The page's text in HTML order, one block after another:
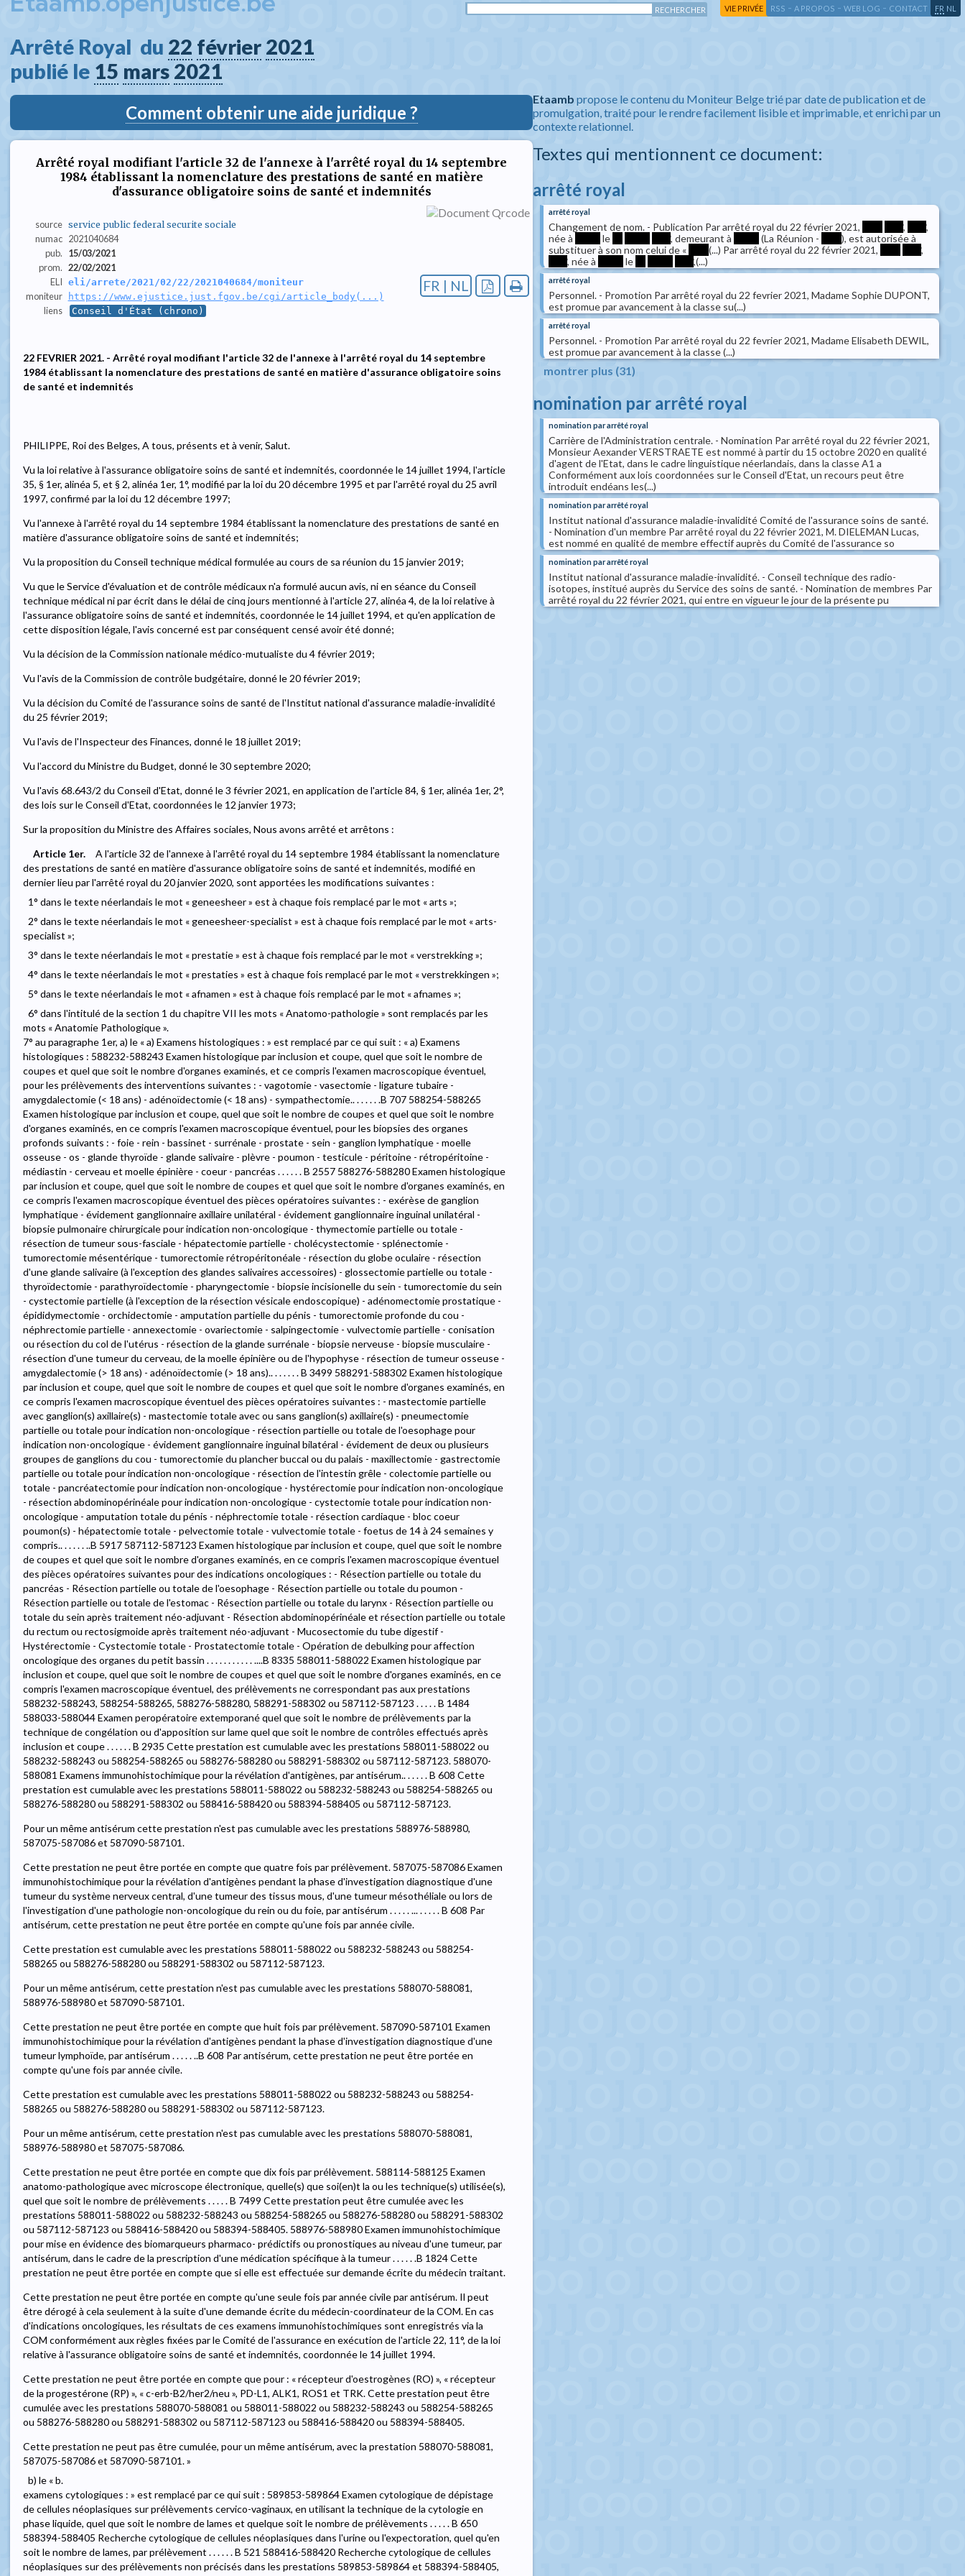
VIE PRIVÉE RSS - A PROPOS - WEB LOG - CONTACT FR NL
Arrêté Royal  du 22 février 2021
publié le 15 mars 2021
Comment obtenir une aide juridique ?
Arrêté royal modifiant l'article 32 de l'annexe à l'arrêté royal du 14 septembre
1984 établissant la nomenclature des prestations de santé en matière
d'assurance obligatoire soins de santé et indemnités
source service public federal securite sociale
numac 2021040684
pub.
15/03/2021
prom. 22/02/2021
ELI eli/arrete/2021/02/22/2021040684/moniteur
moniteur https://www.ejustice.just.fgov.be/cgi/article_body(...)
liens Conseil d'État (chrono)
FR | NL
22 FEVRIER 2021. - Arrêté royal modifiant l'article 32 de l'annexe à l'arrêté royal du 14 septembre
1984 établissant la nomenclature des prestations de santé en matière d'assurance obligatoire soins
de santé et indemnités
PHILIPPE, Roi des Belges, A tous, présents et à venir, Salut.
Vu la loi relative à l'assurance obligatoire soins de santé et indemnités, coordonnée le 14 juillet 1994, l'article
35, § 1er, alinéa 5, et § 2, alinéa 1er, 1°, modifié par la loi du 20 décembre 1995 et par l'arrêté royal du 25 avril
1997, confirmé par la loi du 12 décembre 1997;
Vu l'annexe à l'arrêté royal du 14 septembre 1984 établissant la nomenclature des prestations de santé en
matière d'assurance obligatoire soins de santé et indemnités;
Vu la proposition du Conseil technique médical formulée au cours de sa réunion du 15 janvier 2019;
Vu que le Service d'évaluation et de contrôle médicaux n'a formulé aucun avis, ni en séance du Conseil
technique médical ni par écrit dans le délai de cinq jours mentionné à l'article 27, alinéa 4, de la loi relative à
l'assurance obligatoire soins de santé et indemnités, coordonnée le 14 juillet 1994, et qu'en application de
cette disposition légale, l'avis concerné est par conséquent censé avoir été donné;
Vu la décision de la Commission nationale médico-mutualiste du 4 février 2019;
Vu l'avis de la Commission de contrôle budgétaire, donné le 20 février 2019;
Vu la décision du Comité de l'assurance soins de santé de l'Institut national d'assurance maladie-invalidité
du 25 février 2019;
Vu l'avis de l'Inspecteur des Finances, donné le 18 juillet 2019;
Vu l'accord du Ministre du Budget, donné le 30 septembre 2020;
Vu l'avis 68.643/2 du Conseil d'Etat, donné le 3 février 2021, en application de l'article 84, § 1er, alinéa 1er, 2°,
des lois sur le Conseil d'Etat, coordonnées le 12 janvier 1973;
Sur la proposition du Ministre des Affaires sociales, Nous avons arrêté et arrêtons :
Article 1er.
A l'article 32 de l'annexe à l'arrêté royal du 14 septembre 1984 établissant la nomenclature
des prestations de santé en matière d'assurance obligatoire soins de santé et indemnités, modifié en
dernier lieu par l'arrêté royal du 20 janvier 2020, sont apportées les modifications suivantes :
1° dans le texte néerlandais le mot « geneesheer » est à chaque fois remplacé par le mot « arts »;
2° dans le texte néerlandais le mot « geneesheer-specialist » est à chaque fois remplacé par le mot « arts-
specialist »;
3° dans le texte néerlandais le mot « prestatie » est à chaque fois remplacé par le mot « verstrekking »;
4° dans le texte néerlandais le mot « prestaties » est à chaque fois remplacé par le mot « verstrekkingen »;
5° dans le texte néerlandais le mot « afnamen » est à chaque fois remplacé par le mot « afnames »;
6° dans l'intitulé de la section 1 du chapitre VII les mots « Anatomo-pathologie » sont remplacés par les
mots « Anatomie Pathologique ».
7° au paragraphe 1er, a) le « a) Examens histologiques : » est remplacé par ce qui suit : « a) Examens
histologiques : 588232-588243 Examen histologique par inclusion et coupe, quel que soit le nombre de
coupes et quel que soit le nombre d'organes examinés, et ce compris l'examen macroscopique éventuel,
pour les prélèvements des interventions suivantes : - vagotomie - vasectomie - ligature tubaire -
amygdalectomie (< 18 ans) - adénoïdectomie (< 18 ans) - sympathectomie.. . . . . . .B 707 588254-588265
Examen histologique par inclusion et coupe, quel que soit le nombre de coupes et quel que soit le nombre
d'organes examinés, en ce compris l'examen macroscopique éventuel, pour les biopsies des organes
profonds suivants : - foie - rein - bassinet - surrénale - prostate - sein - ganglion lymphatique - moelle
osseuse - os - glande thyroïde - glande salivaire - plèvre - poumon - testicule - péritoine - rétropéritoine -
médiastin - cerveau et moelle épinière - coeur - pancréas . . . . . . B 2557 588276-588280 Examen histologique
par inclusion et coupe, quel que soit le nombre de coupes et quel que soit le nombre d'organes examinés, en
ce compris l'examen macroscopique éventuel des pièces opératoires suivantes : - exérèse de ganglion
lymphatique - évidement ganglionnaire axillaire unilatéral - évidement ganglionnaire inguinal unilatéral -
biopsie pulmonaire chirurgicale pour indication non-oncologique - thymectomie partielle ou totale -
résection de tumeur sous-fasciale - hépatectomie partielle - cholécystectomie - splénectomie -
tumorectomie mésentérique - tumorectomie rétropéritonéale - résection du globe oculaire - résection
d'une glande salivaire (à l'exception des glandes salivaires accessoires) - glossectomie partielle ou totale -
thyroïdectomie - parathyroïdectomie - pharyngectomie - biopsie incisionelle du sein - tumorectomie du sein
- cystectomie partielle (à l'exception de la résection vésicale endoscopique) - adénomectomie prostatique -
épididymectomie - orchidectomie - amputation partielle du pénis - tumorectomie profonde du cou -
néphrectomie partielle - annexectomie - ovariectomie - salpingectomie - vulvectomie partielle - conisation
ou résection du col de l'utérus - résection de la glande surrénale - biopsie nerveuse - biopsie musculaire -
résection d'une tumeur du cerveau, de la moelle épinière ou de l'hypophyse - résection de tumeur osseuse -
amygdalectomie (> 18 ans) - adénoïdectomie (> 18 ans).. . . . . . . B 3499 588291-588302 Examen histologique
par inclusion et coupe, quel que soit le nombre de coupes et quel que soit le nombre d'organes examinés, en
ce compris l'examen macroscopique éventuel des pièces opératoires suivantes : - mastectomie partielle
avec ganglion(s) axillaire(s) - mastectomie totale avec ou sans ganglion(s) axillaire(s) - pneumectomie
partielle ou totale pour indication non-oncologique - résection partielle ou totale de l'oesophage pour
indication non-oncologique - évidement ganglionnaire inguinal bilatéral - évidement de deux ou plusieurs
groupes de ganglions du cou - tumorectomie du plancher buccal ou du palais - maxillectomie - gastrectomie
partielle ou totale pour indication non-oncologique - résection de l'intestin grêle - colectomie partielle ou
totale - pancréatectomie pour indication non-oncologique - hystérectomie pour indication non-oncologique
- résection abdominopérinéale pour indication non-oncologique - cystectomie totale pour indication non-
oncologique - amputation totale du pénis - néphrectomie totale - résection cardiaque - bloc coeur
poumon(s) - hépatectomie totale - pelvectomie totale - vulvectomie totale - foetus de 14 à 24 semaines y
compris.. . . . . . ..B 5917 587112-587123 Examen histologique par inclusion et coupe, quel que soit le nombre
de coupes et quel que soit le nombre d'organes examinés, en ce compris l'examen macroscopique éventuel
des pièces opératoires suivantes pour des indications oncologiques : - Résection partielle ou totale du
pancréas - Résection partielle ou totale de l'oesophage - Résection partielle ou totale du poumon -
Résection partielle ou totale de l'estomac - Résection partielle ou totale du larynx - Résection partielle ou
totale du sein après traitement néo-adjuvant - Résection abdominopérinéale et résection partielle ou totale
du rectum ou rectosigmoide après traitement néo-adjuvant - Mucosectomie du tube digestif -
Hystérectomie - Cystectomie totale - Prostatectomie totale - Opération de debulking pour affection
oncologique des organes du petit bassin . . . . . . . . . . . ....B 8335 588011-588022 Examen histologique par
inclusion et coupe, quel que soit le nombre de coupes et quel que soit le nombre d'organes examinés, en ce
compris l'examen macroscopique éventuel, des prélèvements ne correspondant pas aux prestations
588232-588243, 588254-588265, 588276-588280, 588291-588302 ou 587112-587123 . . . . . B 1484
588033-588044 Examen peropératoire extemporané quel que soit le nombre de prélèvements par la
technique de congélation ou d'apposition sur lame quel que soit le nombre de contrôles effectués après
inclusion et coupe . . . . . . B 2935 Cette prestation est cumulable avec les prestations 588011-588022 ou
588232-588243 ou 588254-588265 ou 588276-588280 ou 588291-588302 ou 587112-587123. 588070-
588081 Examens immunohistochimique pour la révélation d'antigènes, par antisérum.. . . . . . B 608 Cette
prestation est cumulable avec les prestations 588011-588022 ou 588232-588243 ou 588254-588265 ou
588276-588280 ou 588291-588302 ou 588416-588420 ou 588394-588405 ou 587112-587123.
Pour un même antisérum cette prestation n'est pas cumulable avec les prestations 588976-588980,
587075-587086 et 587090-587101.
Cette prestation ne peut être portée en compte que quatre fois par prélèvement. 587075-587086 Examen
immunohistochimique pour la révélation d'antigènes pendant la phase d'investigation diagnostique d'une
tumeur du système nerveux central, d'une tumeur des tissus mous, d'une tumeur mésothéliale ou lors de
l'investigation d'une pathologie non-oncologique du rein ou du foie, par antisérum . . . . . ... . . . . . B 608 Par
antisérum, cette prestation ne peut être portée en compte qu'une fois par année civile.
Cette prestation est cumulable avec les prestations 588011-588022 ou 588232-588243 ou 588254-
588265 ou 588276-588280 ou 588291-588302 ou 587112-587123.
Pour un même antisérum, cette prestation n'est pas cumulable avec les prestations 588070-588081,
588976-588980 et 587090-587101.
Cette prestation ne peut être portée en compte que huit fois par prélèvement. 587090-587101 Examen
immunohistochimique pour la révélation d'antigènes pendant la phase d'investigation diagnostique d'une
tumeur lymphoïde, par antisérum . . . . . ..B 608 Par antisérum, cette prestation ne peut être portée en
compte qu'une fois par année civile.
Cette prestation est cumulable avec les prestations 588011-588022 ou 588232-588243 ou 588254-
588265 ou 588276-588280 ou 588291-588302 ou 587112-587123.
Pour un même antisérum, cette prestation n'est pas cumulable avec les prestations 588070-588081,
588976-588980 et 587075-587086.
Cette prestation ne peut être portée en compte que dix fois par prélèvement. 588114-588125 Examen
anatomo-pathologique avec microscope électronique, quelle(s) que soi(en)t la ou les technique(s) utilisée(s),
quel que soit le nombre de prélèvements . . . . . B 7499 Cette prestation peut être cumulée avec les
prestations 588011-588022 ou 588232-588243 ou 588254-588265 ou 588276-588280 ou 588291-588302
ou 587112-587123 ou 588416-588420 ou 588394-588405. 588976-588980 Examen immunohistochimique
pour mise en évidence des biomarqueurs pharmaco- prédictifs ou pronostiques au niveau d'une tumeur, par
antisérum, dans le cadre de la prescription d'une médication spécifique à la tumeur . . . . . .B 1824 Cette
prestation ne peut être portée en compte que si elle est effectuée sur demande écrite du médecin traitant.
Cette prestation ne peut être portée en compte qu'une seule fois par année civile par antisérum. Il peut
être dérogé à cela seulement à la suite d'une demande écrite du médecin-coordinateur de la COM. En cas
d'indications oncologiques, les résultats de ces examens immunohistochimiques sont enregistrés via la
COM conformément aux règles fixées par le Comité de l'assurance en exécution de l'article 22, 11°, de la loi
relative à l'assurance obligatoire soins de santé et indemnités, coordonnée le 14 juillet 1994.
Cette prestation ne peut être portée en compte que pour : « récepteur d'oestrogènes (RO) », « récepteur
de la progestérone (RP) », « c-erb-B2/her2/neu », PD-L1, ALK1, ROS1 et TRK. Cette prestation peut être
cumulée avec les prestations 588070-588081 ou 588011-588022 ou 588232-588243 ou 588254-588265
ou 588276-588280 ou 588291-588302 ou 587112-587123 ou 588416-588420 ou 588394-588405.
Cette prestation ne peut pas être cumulée, pour un même antisérum, avec la prestation 588070-588081,
587075-587086 et 587090-587101. »
b) le « b.
examens cytologiques : » est remplacé par ce qui suit : 589853-589864 Examen cytologique de dépistage
de cellules néoplasiques sur prélèvements cervico-vaginaux, en utilisant la technique de la cytologie en
phase liquide, quel que soit le nombre de lames et quelque soit le nombre de prélèvements . . . . . B 650
588394-588405 Recherche cytologique de cellules néoplasiques dans l'urine ou l'expectoration, quel qu'en
soit le nombre de lames, par prélèvement . . . . . . B 521 588416-588420 Recherche cytologique de cellules
néoplasiques sur des prélèvements non précisés dans les prestations 589853-589864 et 588394-588405,
Etaamb propose le contenu du Moniteur Belge trié par date de publication et de
promulgation, traité pour le rendre facilement lisible et imprimable, et enrichi par un
contexte relationnel.
Textes qui mentionnent ce document:
arrêté royal
arrêté royal
Changement de nom. - Publication Par arrêté royal du 22 février 2021, ,
,
née à
le , demeurant à (La Réunion -
), est autorisée à
substituer à son nom celui de «
(...) Par arrêté royal du 22 février 2021,
,
, née à le ,(...)
arrêté royal
Personnel. - Promotion Par arrêté royal du 22 fevrier 2021, Madame Sophie DUPONT,
est promue par avancement à la classe su(...)
arrêté royal
Personnel. - Promotion Par arrêté royal du 22 fevrier 2021, Madame Elisabeth DEWIL,
est promue par avancement à la classe (...)
montrer plus (31)
nomination par arrêté royal
nomination par arrêté royal
Carrière de l'Administration centrale. - Nomination Par arrêté royal du 22 février 2021,
Monsieur Aexander VERSTRAETE est nommé à partir du 15 octobre 2020 en qualité
d'agent de l'Etat, dans le cadre linguistique néerlandais, dans la classe A1 a
Conformément aux lois coordonnées sur le Conseil d'Etat, un recours peut être
introduit endéans les(...)
nomination par arrêté royal
Institut national d'assurance maladie-invalidité Comité de l'assurance soins de santé.
- Nomination d'un membre Par arrêté royal du 22 février 2021, M. DIELEMAN Lucas,
est nommé en qualité de membre effectif auprès du Comité de l'assurance so
nomination par arrêté royal
Institut national d'assurance maladie-invalidité. - Conseil technique des radio-
isotopes, institué auprès du Service des soins de santé. - Nomination de membres Par
arrêté royal du 22 février 2021, qui entre en vigueur le jour de la présente pu